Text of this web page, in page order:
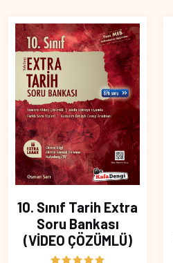
10. Sınıf Tarih Extra
Soru Bankası
(VİDEO ÇÖZÜMLÜ)